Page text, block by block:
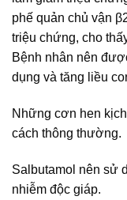
phế quản chủ vận
triệu chứng, cho
Bệnh nhân nên
dụng và tăng liều
Những cơn hen
cách thông thường.
Salbutamol nên sử
nhiễm độc giáp.